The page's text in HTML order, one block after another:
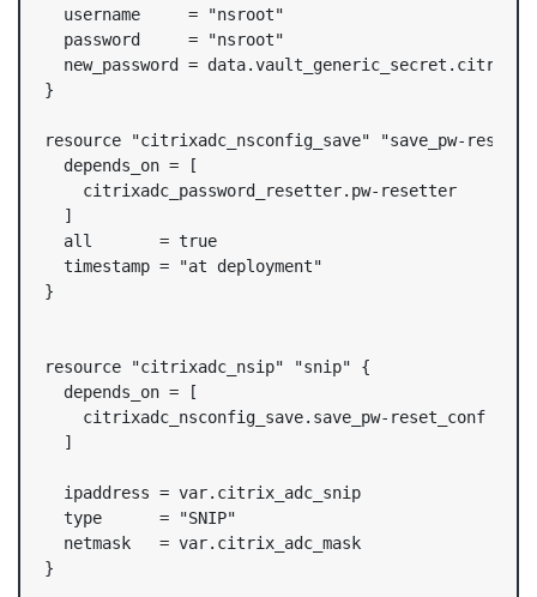
  username     = "nsroot"
  password     = "nsroot"
new_password =
}
resource "citrixadc_nsconfig_save" "save_pw-
  depends_on = [
    citrixadc_password_resetter.pw-resetter
  ]
  all       = true
  timestamp = "at deployment"
}
resource "citrixadc_nsip" "snip" {
  depends_on = [
    citrixadc_nsconfig_save.save_pw-reset_conf
  ]
  ipaddress = var.citrix_adc_snip
  type      = "SNIP"
  netmask   = var.citrix_adc_mask
}